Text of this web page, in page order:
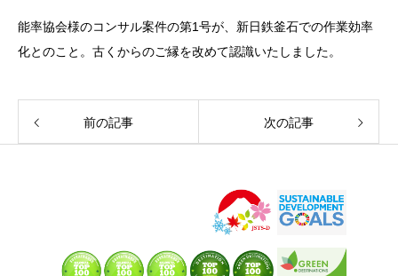
能率協会様のコンサル案件の第1号が、新日鉄釜石での作業効率
化とのこと。古くからのご縁を改めて認識いたしました。
前の記事 次の記事